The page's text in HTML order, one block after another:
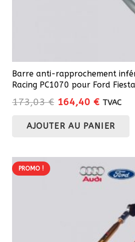
Barre anti-rapprochement
Racing PC1070 pour Ford
173,03€ Le
initial
164,40 €Le
actuel
TVAC
AJOUTER AU PANIER
PROMO !